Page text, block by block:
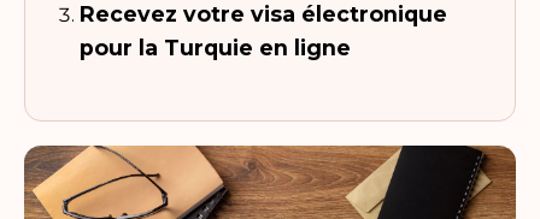
Recevez votre visa électronique
pour la Turquie en ligne